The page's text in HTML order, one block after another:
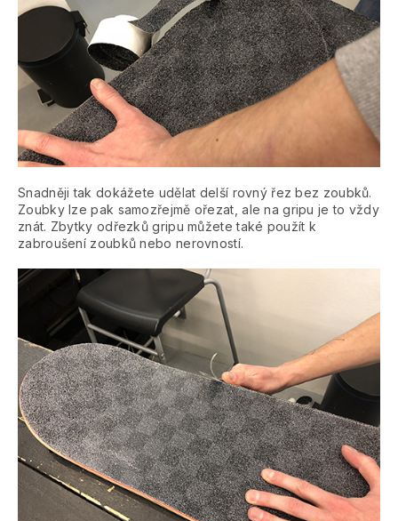
Snadněji tak dokážete udělat delší rovný řez bez zoubků.
Zoubky lze pak samozřejmě ořezat, ale na gripu je to vždy
znát. Zbytky odřezků gripu můžete také použít k
zabroušení zoubků nebo nerovností.